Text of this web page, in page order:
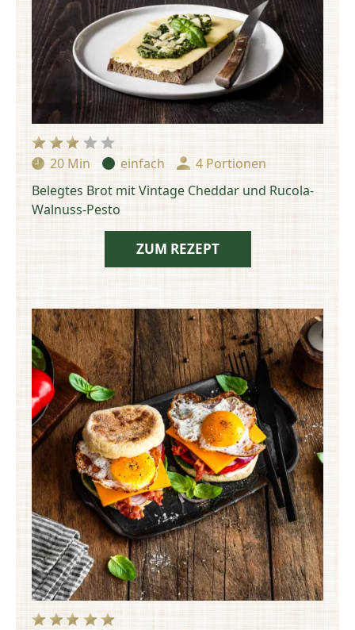
Zubereitungszeit:
20 Min Schwierigkeit:
einfach Portionen:
4 Portionen
Belegtes Brot mit Vintage Cheddar und Rucola-
Walnuss-Pesto
ZUM REZEPT